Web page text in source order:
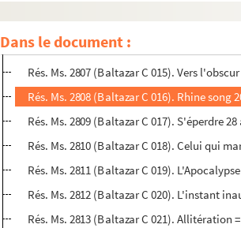
Dans le document :
Rés. Ms. 2805 (Baltazar C 013). Sagesse
Rés.
Rés. Ms. 2810 (Baltazar C 018). Celui qui
Rés. Ms. 2811 (Baltazar C 019).
Rés. Ms. 2812 (Baltazar C 020). L'instant
Rés. Ms. 2813 (Baltazar C 021).